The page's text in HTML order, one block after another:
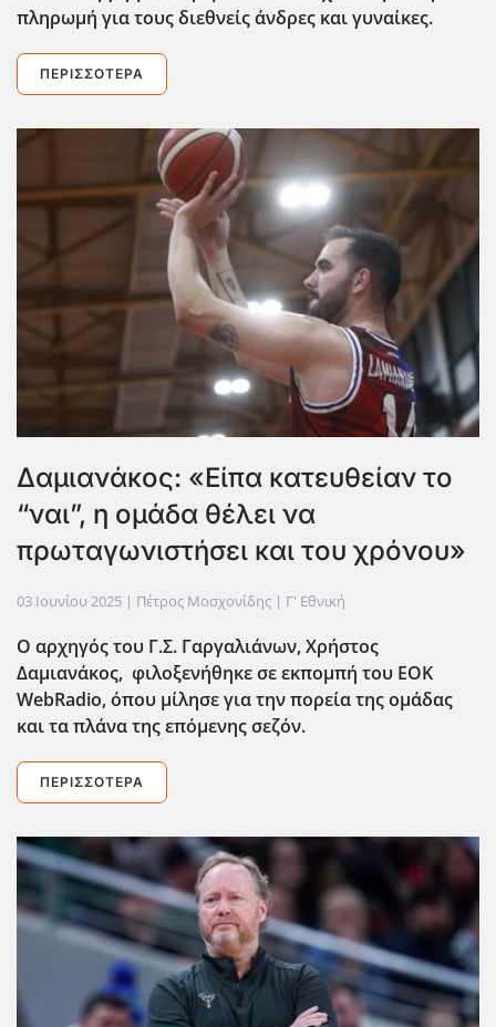
πληρωμή για τους διεθνείς άνδρες και γυναίκες.
ΠΕΡΙΣΣΌΤΕΡΑ
Δαμιανάκος: «Είπα κατευθείαν το
“ναι”, η ομάδα θέλει να
πρωταγωνιστήσει και του χρόνου»
03 Ιουνίου 2025 | Πέτρος Μοσχονίδης | Γ' Εθνική
Ο αρχηγός του Γ.Σ. Γαργαλιάνων, Χρήστος
Δαμιανάκος, φιλοξενήθηκε σε εκπομπή του EOK
WebRadio, όπου μίλησε για την πορεία της ομάδας
και τα πλάνα της επόμενης σεζόν.
ΠΕΡΙΣΣΌΤΕΡΑ